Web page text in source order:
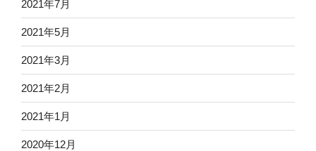
2021年7月
2021年5月
2021年3月
2021年2月
2021年1月
2020年12月